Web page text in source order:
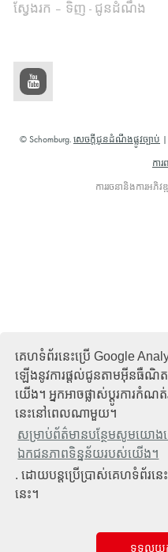
គេហទំព័រនេះប្រើ Google
ឡើងនូវការផ្តល់ជូនតាមអ៊ីនធឺណិ
យើង។ អ្នកអាចផ្លាស់ប្តូរការកំណ
នេះនៅពេលណាមួយ។
សម្រាប់ព័ត៌មានបន្ថែមសូមយោង
ឯកជនភាពទិន្នន័យរបស់យើង។
. ដោយបន្តប្រើប្រាស់គេហទំព័រន
នេះ។
ទទួលយ
ស្វែងរក – ទិញ - ជូនដំណឹង
© Schomburg. សេចក្តីជូនដំណឹងផ្លូវច្បាប់
ការ
ការរចនានិងការអភិវ